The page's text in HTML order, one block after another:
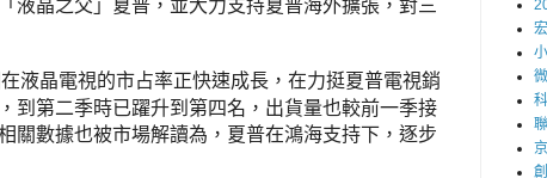
液晶電視的市占率正快速成長，在力挺夏普電視銷
到第二季時已躍升到第四名，出貨量也較前一季接
關數據也被市場解讀為，夏普在鴻海支持下，逐步